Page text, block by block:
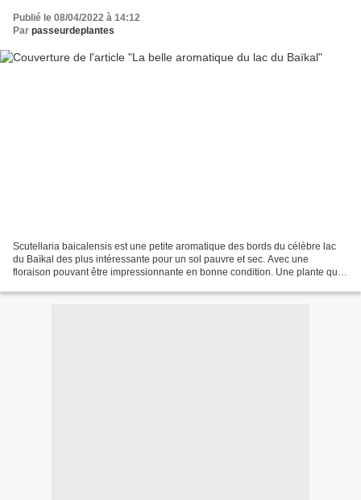
Publié le 08/04/2022 à 14:12
Par passeurdeplantes
Scutellaria baicalensis est une petite aromatique des bords du célèbre lac
du Baïkal des plus intéressante pour un sol pauvre et sec. Avec une
floraison pouvant être impressionnante en bonne condition. Une plante que